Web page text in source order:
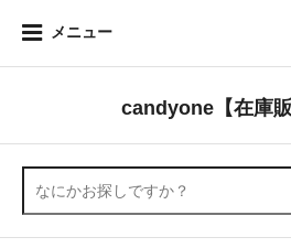
メニュー
candyone【在庫販